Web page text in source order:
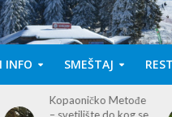
INFO SMEŠTAJ
Otvaranje letnje